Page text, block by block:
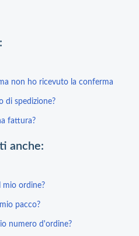
non ho ricevuto la conferma
di spedizione?
fattura?
anche:
mio ordine?
pacco?
numero d'ordine?